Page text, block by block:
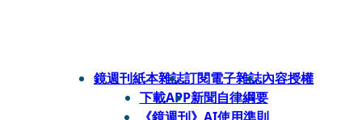
鏡週刊紙本雜誌訂閱電子雜誌內容授權
下載APP新聞自律綱要